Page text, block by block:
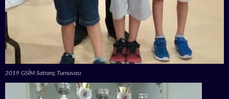
2019 GSİM Satranç Turnuvası